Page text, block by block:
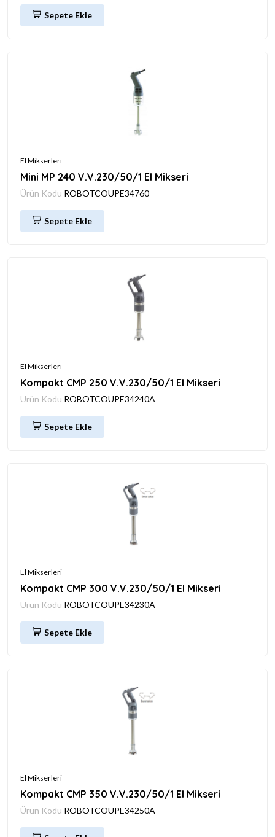
Sepete Ekle
El Mikserleri
Mini MP 240 V.V.230/50/1 El Mikseri
Ürün Kodu ROBOTCOUPE34760
Sepete Ekle
El Mikserleri
Kompakt CMP 250 V.V.230/50/1 El Mikseri
Ürün Kodu ROBOTCOUPE34240A
Sepete Ekle
El Mikserleri
Kompakt CMP 300 V.V.230/50/1 El Mikseri
Ürün Kodu ROBOTCOUPE34230A
Sepete Ekle
El Mikserleri
Kompakt CMP 350 V.V.230/50/1 El Mikseri
Ürün Kodu ROBOTCOUPE34250A